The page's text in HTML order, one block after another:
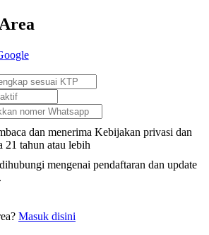
dan menerima Kebijakan privasi dan
21 tahun atau lebih
mengenai pendaftaran dan update
Masuk disini